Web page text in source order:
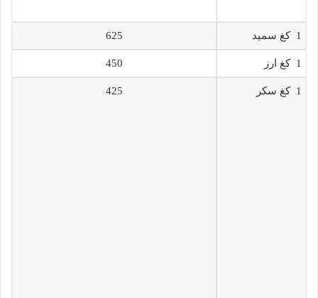
1 كغ سميد 625
1 كغ ارز 450
1 كغ سكر 425